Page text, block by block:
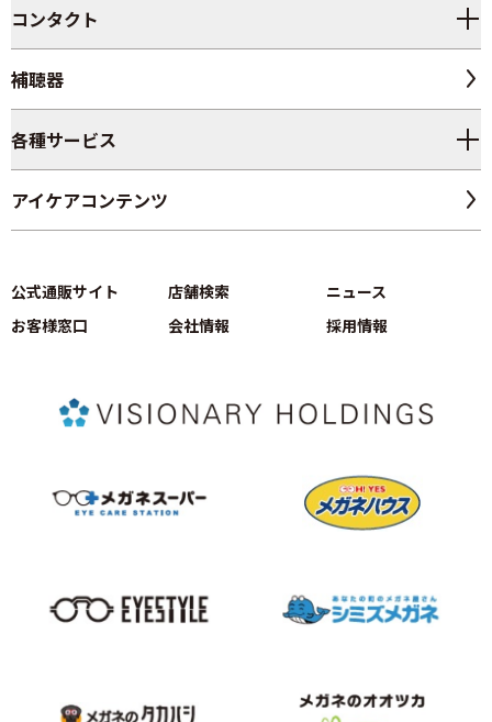
コンタクト
補聴器
各種サービス
アイケアコンテンツ
公式通販サイト 店舗検索
ニュース
お客様窓口
会社情報 採用情報